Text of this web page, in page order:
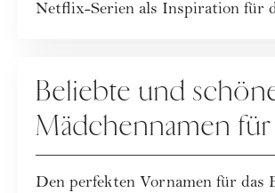
Netflix-Serien als Inspiration für
Beliebte und
Mädchennamen
Baby und ihre
Den perfekten Vornamen für das